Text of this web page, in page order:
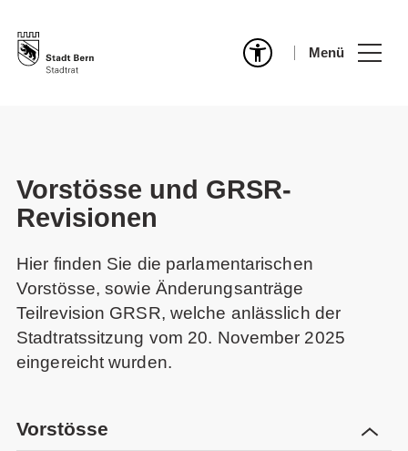
Menü
Vorstösse und GRSR-
Revisionen
Hier finden Sie die parlamentarischen
Vorstösse, sowie Änderungsanträge
Teilrevision GRSR, welche anlässlich der
Stadtratssitzung vom 20. November 2025
eingereicht wurden.
Vorstösse